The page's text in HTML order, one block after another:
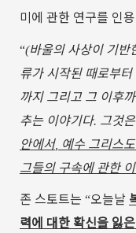
미에 관한 연구를 인
“(바울의 사상이 기반
류가 시작된 때로부터
까지 그리고 그 이후
추는 이야기다. 그것은
안에서, 예수 그리스
그들의 구속에 관한
존 스토트는 “오늘날
력에 대한 확신을 잃은